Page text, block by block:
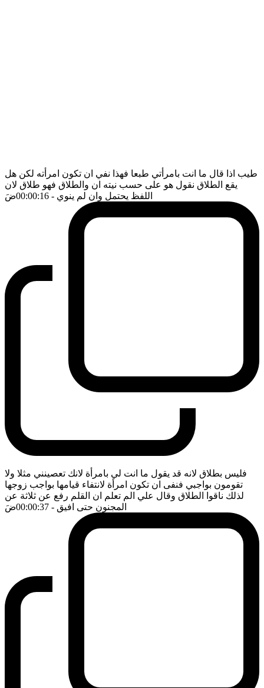
طيب اذا قال ما انت بامرأتي طبعا فهذا نفي ان تكون امرأته لكن هل
يقع الطلاق نقول هو على حسب نيته ان والطلاق فهو طلاق لان
اللفظ يحتمل وان لم ينوي - 00:00:16 ضَ
فليس بطلاق لانه قد يقول ما انت لي بامرأة لانك تعصينني مثلا ولا
تقومون بواجبي فنفى ان تكون امرأة لانتفاء قيامها بواجب زوجها
لذلك ناقوا الطلاق وقال علي الم تعلم ان القلم رفع عن ثلاثة عن
المجنون حتى افيق - 00:00:37 ضَ